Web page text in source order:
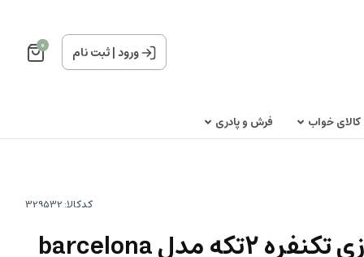
ورود|ثبت نام 0
کالای خواب فرش و پادری
کدکالا:
ست لحاف پنبه دوزی تکنفره 2تکه مدل barcelona